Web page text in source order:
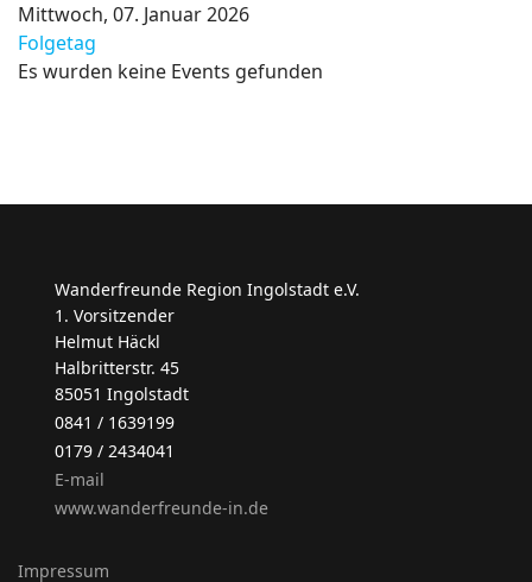
Mittwoch, 07. Januar 2026
Folgetag
Es wurden keine Events gefunden
Wanderfreunde Region Ingolstadt e.V.
1. Vorsitzender
Helmut Häckl
Halbritterstr. 45
85051 Ingolstadt
0841 / 1639199
0179 / 2434041
E-mail
www.wanderfreunde-in.de
Impressum